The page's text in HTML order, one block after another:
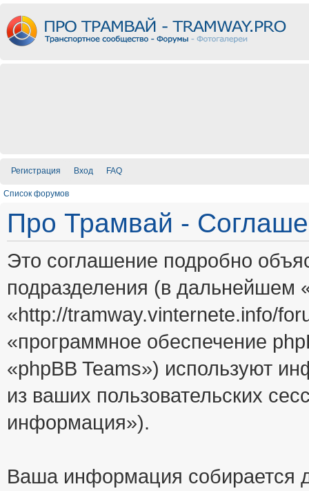
Регистрация Вход FAQ
Список форумов
Про Трамвай -
Это соглашение подробно
подразделения (в
«http://tramway.vinternete.info/
«программное обеспечение
«phpBB Teams») используют
из ваших пользовательских
информация»).
Ваша информация собирается